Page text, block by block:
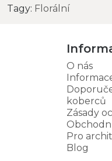
Tagy: Florální
O nás
koberců
Zásady
Pro
Blog